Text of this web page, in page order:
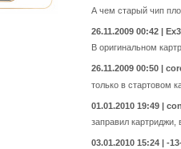
А чем старый чип
26.11.2009 00:42 |
В оригинальном
26.11.2009 00:50 |
только в стартовом
01.01.2010 19:49 |
заправил картриджи,
03.01.2010 15:24 | -